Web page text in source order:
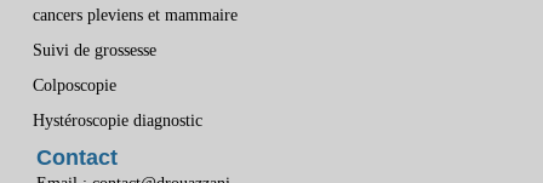
cancers pleviens et mammaire
Suivi de grossesse
Colposcopie
Hystéroscopie diagnostic
Contact